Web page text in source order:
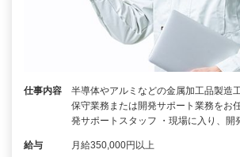
仕事内容
半導体やアルミなどの金属加工品製造
保守業務または開発サポート業務をお
発サポートスタッフ ・現場に入り、
給与 月給350,000円以上